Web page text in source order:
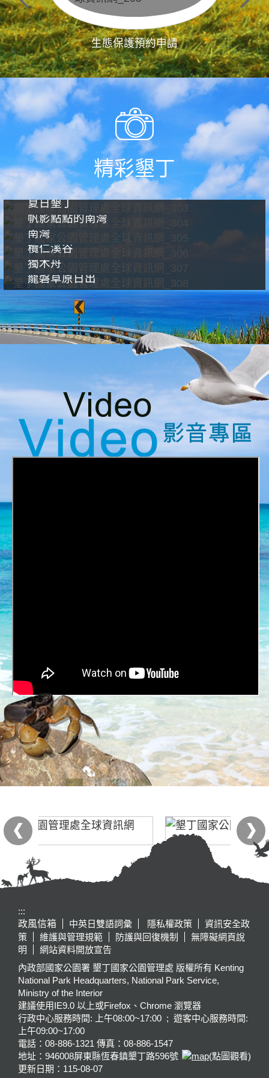
生態保護預約申請
精彩墾丁
夏日墾丁
帆影點點的南灣
南灣
欖仁溪谷
獨木舟
龍磐草原日出
:::
政風信箱
中英日雙語詞彙 隱私權政策
資訊安全政
策
維護與管理規範 防護與回復機制
無障礙網頁說
明
網站資料開放宣告
內政部國家公園署 墾丁國家公園管理處 版權所有 Kenting
National Park Headquarters, National Park Service,
Ministry of the Interior
建議使用IE9.0 以上或Firefox、Chrome 瀏覽器
行政中心服務時間: 上午08:00~17:00 ; 遊客中心服務時間:
上午09:00~17:00
電話：08-886-1321 傳真：08-886-1547
地址：946008屏東縣恆春鎮墾丁路596號
(點圖觀看)
更新日期： 115-08-07